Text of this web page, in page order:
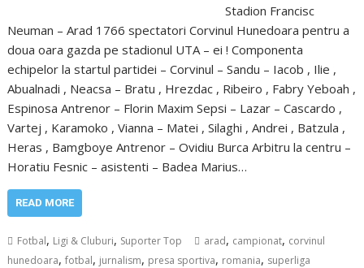
Stadion Francisc
Neuman – Arad 1766 spectatori Corvinul Hunedoara pentru a
doua oara gazda pe stadionul UTA – ei ! Componenta
echipelor la startul partidei – Corvinul – Sandu – Iacob , Ilie ,
Abualnadi , Neacsa – Bratu , Hrezdac , Ribeiro , Fabry Yeboah ,
Espinosa Antrenor – Florin Maxim Sepsi – Lazar – Cascardo ,
Vartej , Karamoko , Vianna – Matei , Silaghi , Andrei , Batzula ,
Heras , Bamgboye Antrenor – Ovidiu Burca Arbitru la centru –
Horatiu Fesnic – asistenti – Badea Marius…
READ MORE
Fotbal, Ligi & Cluburi, Suporter Top arad, campionat, corvinul
hunedoara,fotbal, jurnalism, presa sportiva, romania, superliga